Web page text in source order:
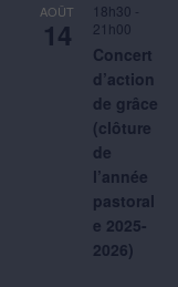
AOÛT
14
18h30 -
21h00
Concert
d’action
de grâce
(clôture
de
l’année
pastoral
e 2025-
2026)